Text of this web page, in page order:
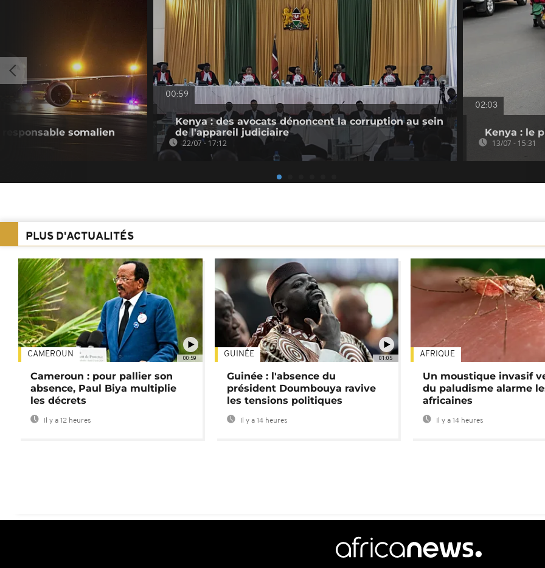
somalien
00:59
Kenya : des avocats dénoncent la corruption au sein
de l'appareil judiciaire
22/07 - 17:12
02:03
Kenya : le
13/07 - 15:31
PLUS D'ACTUALITÉS
00:59
CAMEROUN
Cameroun : pour pallier son
absence, Paul Biya multiplie
les décrets
Il y a 12 heures
01:05
GUINÉE
Guinée : l'absence du
président Doumbouya ravive
les tensions politiques
Il y a 14 heures
AFRIQUE
Un moustique invasif
du paludisme alarme
africaines
Il y a 14 heures